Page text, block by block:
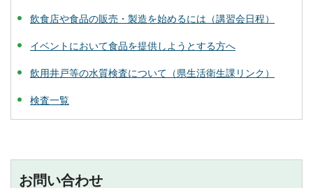
飲食店や食品の販売・製造を始めるには（講習会日程）
イベントにおいて食品を提供しようとする方へ
飲用井戸等の水質検査について（県生活衛生課リンク）
検査一覧
お問い合わせ